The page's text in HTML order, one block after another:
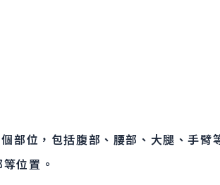
位，包括腹部、腰部、大腿、手臂
位置。